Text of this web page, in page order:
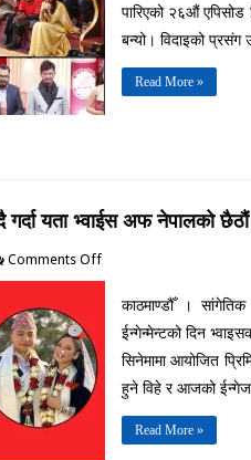
विदा
लिए
विजय
बरालले
:
गौरी
पारिएको २६औं एपिसोड
बन्यो। विदाइको
Read More »
गर्दा यता भ्वाईस अफ नेपालको
Comments Offon
भोलि
मेलिना
दुलही
भित्रिदै
काठमाण्डौँ ।
ईन्गेन्मेन्टको दिन
सिनेमामा आयोजित
हुने विहे र आजको
Read More »